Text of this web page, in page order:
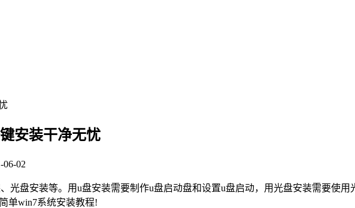
安装干净无忧
06-02
盘安装等。用u盘安装需要制作u盘启动盘和设置u盘启动，用光盘安装需要使用
单win7系统安装教程!